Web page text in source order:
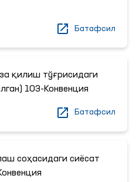
Батафсил
қилиш тўғрисидаги
103-Конвенция
Батафсил
соҳасидаги сиёсат